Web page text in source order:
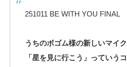
251011 BE WITH YOU FINAL
うちのボゴム様の新しいマイク
「星を見に行こう」っていう